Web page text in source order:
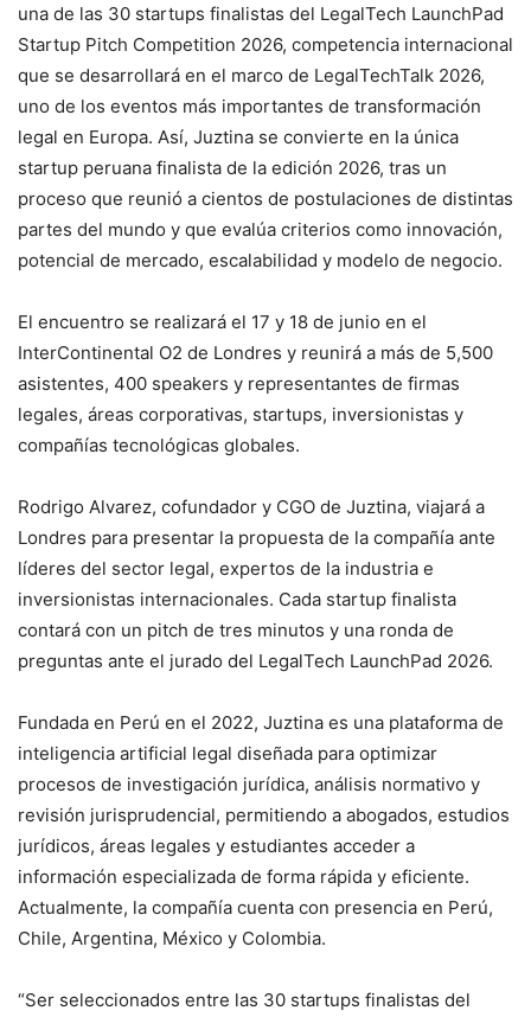
una de las 30 startups finalistas del LegalTech LaunchPad
Startup Pitch Competition 2026, competencia internacional
que se desarrollará en el marco de LegalTechTalk 2026,
uno de los eventos más importantes de transformación
legal en Europa. Así, Juztina se convierte en la única
startup peruana finalista de la edición 2026, tras un
proceso que reunió a cientos de postulaciones de distintas
partes del mundo y que evalúa criterios como innovación,
potencial de mercado, escalabilidad y modelo de negocio.
El encuentro se realizará el 17 y 18 de junio en el
InterContinental O2 de Londres y reunirá a más de 5,500
asistentes, 400 speakers y representantes de firmas
legales, áreas corporativas, startups, inversionistas y
compañías tecnológicas globales.
Rodrigo Alvarez, cofundador y CGO de Juztina, viajará a
Londres para presentar la propuesta de la compañía ante
líderes del sector legal, expertos de la industria e
inversionistas internacionales. Cada startup finalista
contará con un pitch de tres minutos y una ronda de
preguntas ante el jurado del LegalTech LaunchPad 2026.
Fundada en Perú en el 2022, Juztina es una plataforma de
inteligencia artificial legal diseñada para optimizar
procesos de investigación jurídica, análisis normativo y
revisión jurisprudencial, permitiendo a abogados, estudios
jurídicos, áreas legales y estudiantes acceder a
información especializada de forma rápida y eficiente.
Actualmente, la compañía cuenta con presencia en Perú,
Chile, Argentina, México y Colombia.
“Ser seleccionados entre las 30 startups finalistas del